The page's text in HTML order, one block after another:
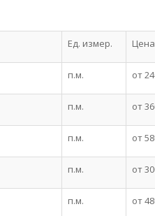
Ед. измер.
п.м. от
п.м. от
п.м. от
п.м. от
п.м. от